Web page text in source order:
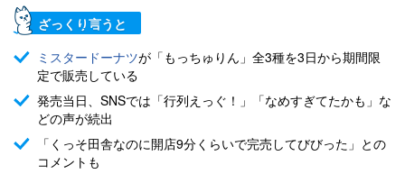
ざっくり言うと
ミスタードーナツが「もっちゅりん」全3種を3日から期間限
定で販売している
発売当日、SNSでは「行列えっぐ！」「なめすぎてたかも」な
どの声が続出
「くっそ田舎なのに開店9分くらいで完売してびびった」との
コメントも